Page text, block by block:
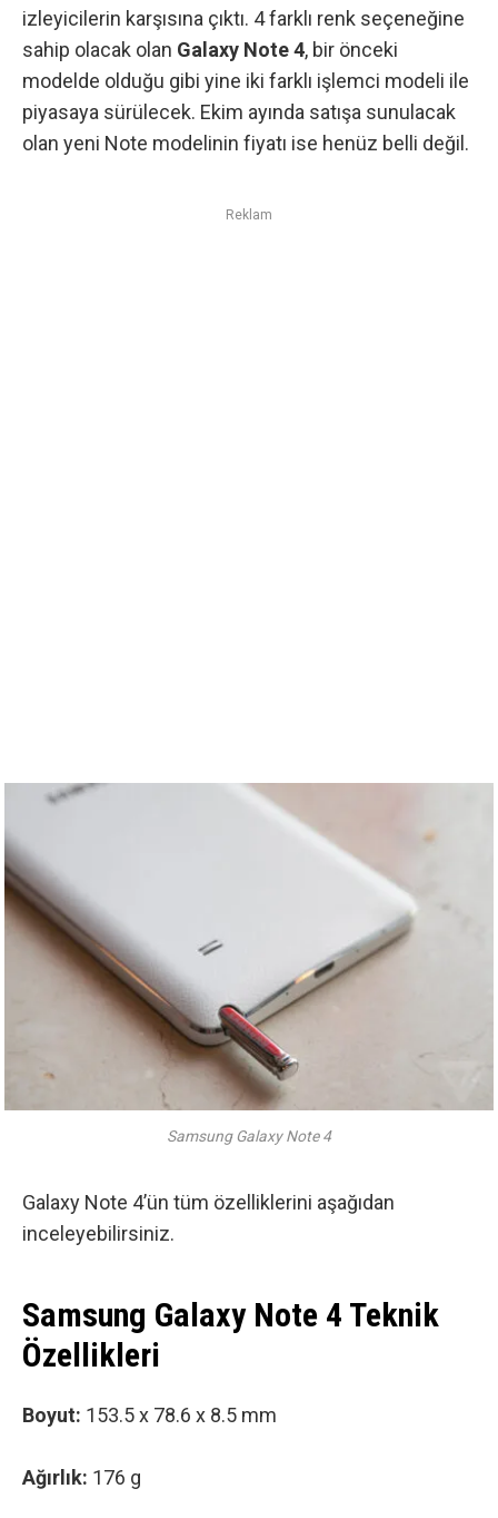
izleyicilerin karşısına çıktı. 4 farklı renk seçeneğine
sahip olacak olan Galaxy Note 4, bir önceki
modelde olduğu gibi yine iki farklı işlemci modeli ile
piyasaya sürülecek. Ekim ayında satışa sunulacak
olan yeni Note modelinin fiyatı ise henüz belli değil.
Reklam
Samsung Galaxy Note 4
Galaxy Note 4’ün tüm özelliklerini aşağıdan
inceleyebilirsiniz.
Samsung Galaxy Note 4 Teknik
Özellikleri
Boyut: 153.5 x 78.6 x 8.5 mm
Ağırlık: 176 g